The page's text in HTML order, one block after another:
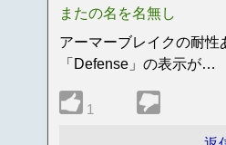
またの名を名無し
アーマーブレイクの耐性
「Defense」の表示が…
1